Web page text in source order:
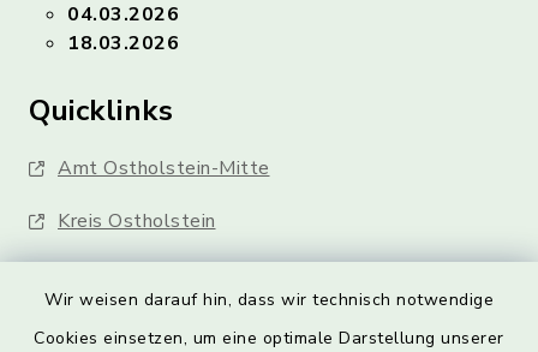
Wir weisen darauf hin, dass wir technisch notwendige
Cookies einsetzen, um eine optimale Darstellung unserer
04.03.2026
18.03.2026
Quicklinks
Amt Ostholstein-Mitte
Kreis Ostholstein